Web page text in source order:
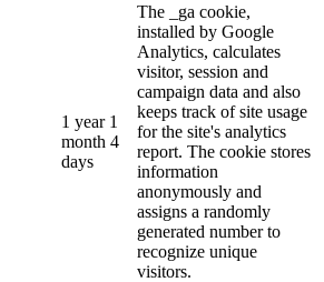
1 year 1
month 4
days
The _ga cookie,
installed by Google
Analytics, calculates
visitor, session and
campaign data and also
keeps track of site usage
for the site's analytics
report. The cookie stores
information
anonymously and
assigns a randomly
generated number to
recognize unique
visitors.